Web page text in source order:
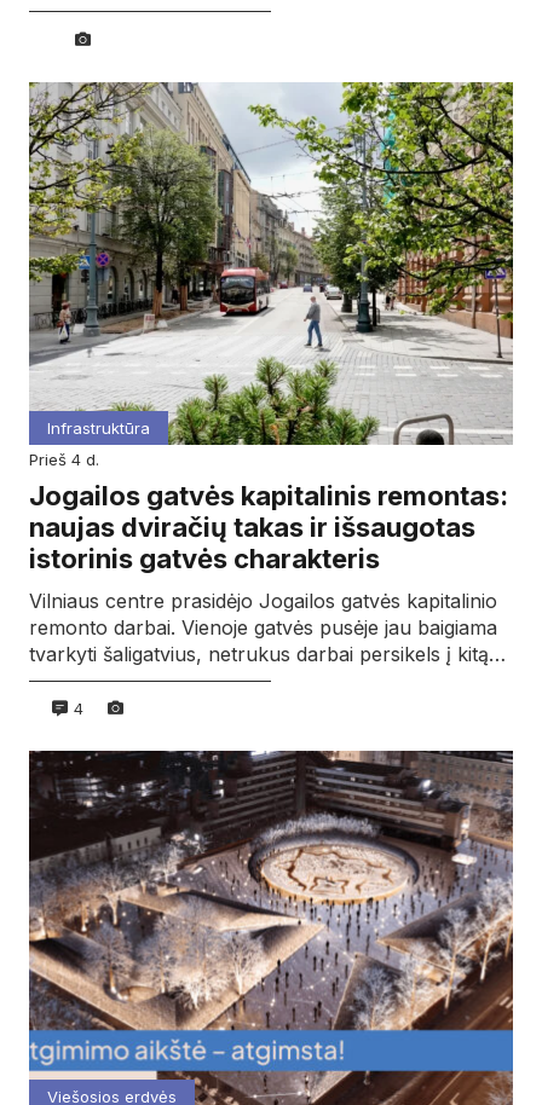
Infrastruktūra
prieš 4 d.
Jogailos gatvės kapitalinis remontas:
naujas dviračių takas ir išsaugotas
istorinis gatvės charakteris
Vilniaus centre prasidėjo Jogailos gatvės kapitalinio
remonto darbai. Vienoje gatvės pusėje jau baigiama
tvarkyti šaligatvius, netrukus darbai persikels į kitą…
4
Viešosios erdvės